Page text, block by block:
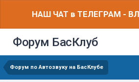
НАШ ЧАТ в ТЕЛЕГРАМ -
Форум БасКлуб
Форум по Автозвуку на БасКлубе